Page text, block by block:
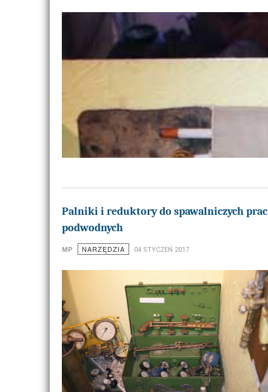
Palniki i reduktory do spawalniczych prac
podwodnych
MP NARZĘDZIA 04 STYCZEŃ 2017